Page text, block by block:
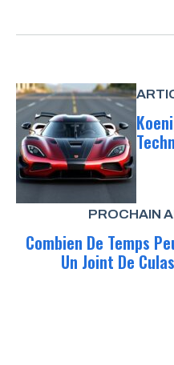
PROCHAIN
Combien De Temps
Un Joint De